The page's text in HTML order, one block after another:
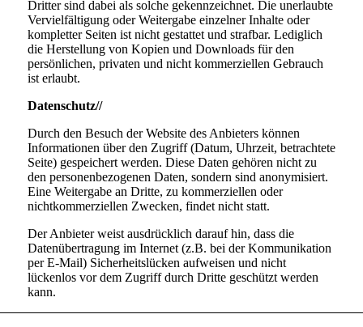
Dritter sind dabei als solche gekennzeichnet. Die unerlaubte
Vervielfältigung oder Weitergabe einzelner Inhalte oder
kompletter Seiten ist nicht gestattet und strafbar. Lediglich
die Herstellung von Kopien und Downloads für den
persönlichen, privaten und nicht kommerziellen Gebrauch
ist erlaubt.
Datenschutz//
Durch den Besuch der Website des Anbieters können
Informationen über den Zugriff (Datum, Uhrzeit, betrachtete
Seite) gespeichert werden. Diese Daten gehören nicht zu
den personenbezogenen Daten, sondern sind anonymisiert.
Eine Weitergabe an Dritte, zu kommerziellen oder
nichtkommerziellen Zwecken, findet nicht statt.
Der Anbieter weist ausdrücklich darauf hin, dass die
Datenübertragung im Internet (z.B. bei der Kommunikation
per E-Mail) Sicherheitslücken aufweisen und nicht
lückenlos vor dem Zugriff durch Dritte geschützt werden
kann.